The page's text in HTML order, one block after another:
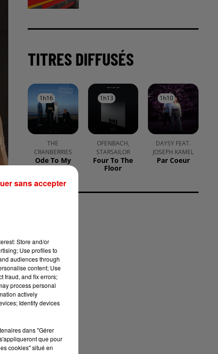
TITRES DIFFUSÉS
1h16
1h16
THE
CRANBERRIES
Ode To My
Family
1h13
1h13
OFENBACH,
STARSAILOR
Four To The
Floor
1h10
1h10
DAYSY FEAT.
JOSEPH KAMEL
Par Coeur
Store and/or
Use profiles to
audiences through
content; Use
fraud, and fix errors;
process personal
actively
Identify devices
dans "Gérer
que pour
cookies" situé en
sans accepter